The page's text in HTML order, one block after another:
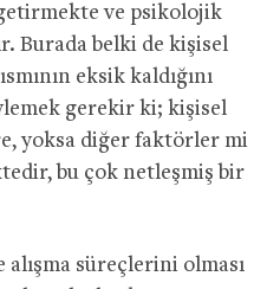
ve psikolojik
Burada belki de kişisel
eksik kaldığını
gerekir ki; kişisel
yoksa diğer faktörler mi
bu çok netleşmiş bir
süreçlerini olması